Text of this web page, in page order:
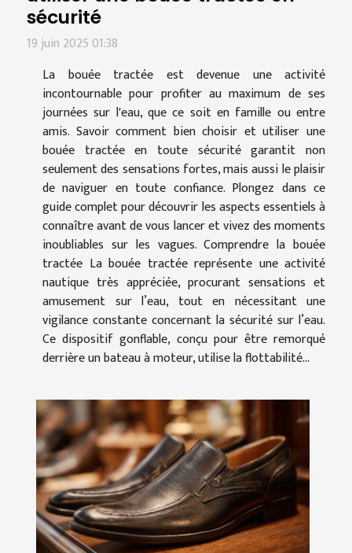
sécurité
19 juin 2025 01:38
La bouée tractée est devenue une activité
incontournable pour profiter au maximum de ses
journées sur l'eau, que ce soit en famille ou entre
amis. Savoir comment bien choisir et utiliser une
bouée tractée en toute sécurité garantit non
seulement des sensations fortes, mais aussi le plaisir
de naviguer en toute confiance. Plongez dans ce
guide complet pour découvrir les aspects essentiels à
connaître avant de vous lancer et vivez des moments
inoubliables sur les vagues. Comprendre la bouée
tractée La bouée tractée représente une activité
nautique très appréciée, procurant sensations et
amusement sur l’eau, tout en nécessitant une
vigilance constante concernant la sécurité sur l’eau.
Ce dispositif gonflable, conçu pour être remorqué
derrière un bateau à moteur, utilise la flottabilité...